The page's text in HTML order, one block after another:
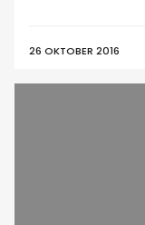
26 OKTOBER 2016